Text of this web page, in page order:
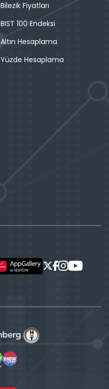
Bilezik Fiyatları
BIST 100 Endeksi
Altın Hesaplama
Yüzde Hesaplama